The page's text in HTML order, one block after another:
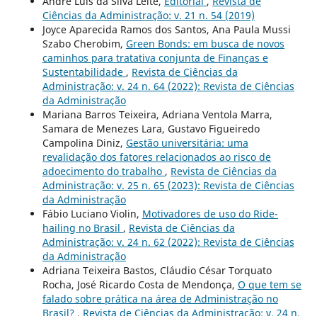
Ciências da Administração: v. 21 n. 54 (2019)
Joyce Aparecida Ramos dos Santos, Ana Paula Mussi
Szabo Cherobim, Green Bonds: em busca de novos
caminhos para tratativa conjunta de Finanças e
Sustentabilidade , Revista de Ciências da
Administração: v. 24 n. 64 (2022): Revista de Ciências
da Administração
Mariana Barros Teixeira, Adriana Ventola Marra,
Samara de Menezes Lara, Gustavo Figueiredo
Campolina Diniz, Gestão universitária: uma
revalidação dos fatores relacionados ao risco de
adoecimento do trabalho , Revista de Ciências da
Administração: v. 25 n. 65 (2023): Revista de Ciências
da Administração
Fábio Luciano Violin, Motivadores de uso do Ride-
hailing no Brasil , Revista de Ciências da
Administração: v. 24 n. 62 (2022): Revista de Ciências
da Administração
Adriana Teixeira Bastos, Cláudio César Torquato
Rocha, José Ricardo Costa de Mendonça, O que tem se
falado sobre prática na área de Administração no
Brasil? , Revista de Ciências da Administração: v. 24 n.